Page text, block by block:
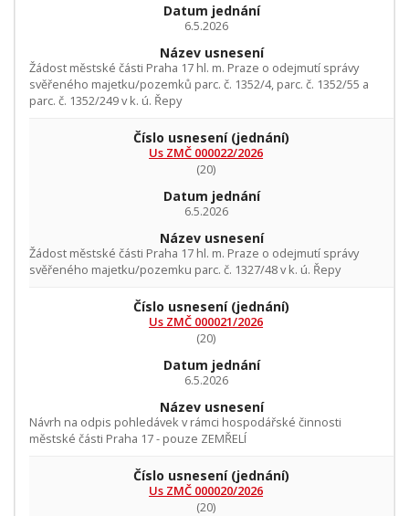
Datum jednání
6.5.2026
Název usnesení
Žádost městské části Praha 17 hl. m. Praze o odejmutí správy
svěřeného majetku/pozemků parc. č. 1352/4, parc. č. 1352/55 a
parc. č. 1352/249 v k. ú. Řepy
Číslo usnesení(jednání)
Us ZMČ 000022/2026
(20)
Datum jednání
6.5.2026
Název usnesení
Žádost městské části Praha 17 hl. m. Praze o odejmutí správy
svěřeného majetku/pozemku parc. č. 1327/48 v k. ú. Řepy
Číslo usnesení(jednání)
Us ZMČ 000021/2026
(20)
Datum jednání
6.5.2026
Název usnesení
Návrh na odpis pohledávek v rámci hospodářské činnosti
městské části Praha 17 - pouze ZEMŘELÍ
Číslo usnesení(jednání)
Us ZMČ 000020/2026
(20)